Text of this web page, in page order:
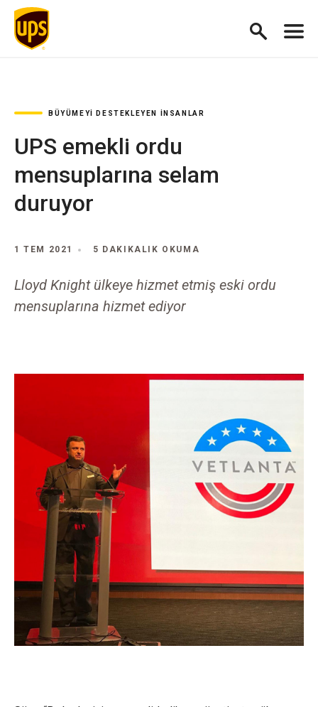
BÜYÜMEYI DESTEKLEYEN İNSANLAR
UPS emekli ordu
mensuplarına selam
duruyor
1 TEM 2021 5 DAKIKALIK OKUMA
Lloyd Knight ülkeye hizmet etmiş eski ordu
mensuplarına hizmet ediyor